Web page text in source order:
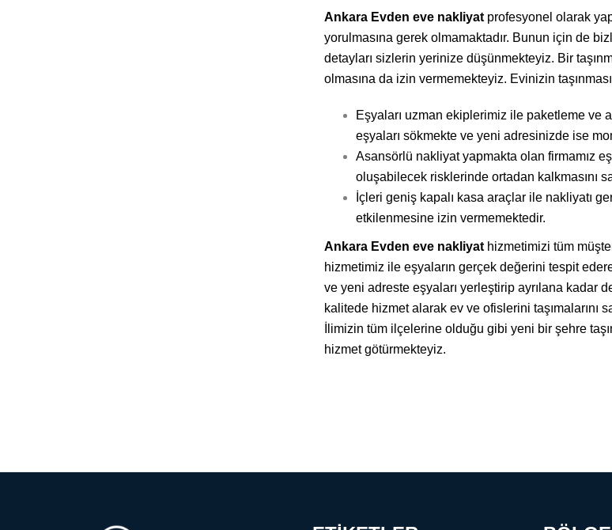
Ankara Evden eve nakliyatprofesyonel olarak
yorulmasına gerek olmamaktadır. Bunun için de
detayları sizlerin yerinize düşünmekteyiz. Bir
olmasına da izin vermemekteyiz. Evinizin
Eşyaları uzman ekiplerimiz ile paketleme ve
eşyaları sökmekte ve yeni adresinizde ise
Asansörlü nakliyat yapmakta olan firmamız
oluşabilecek risklerinde ortadan kalkmasını
İçleri geniş kapalı kasa araçlar ile nakliyatı
etkilenmesine izin vermemektedir.
Ankara Evden eve nakliyathizmetimizi tüm
hizmetimiz ile eşyaların gerçek değerini tespit
ve yeni adreste eşyaları yerleştirip ayrılana kadar
kalitede hizmet alarak ev ve ofislerini
İlimizin tüm ilçelerine olduğu gibi yeni bir şehre
hizmet götürmekteyiz.